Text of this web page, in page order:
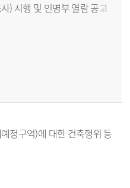
) 시행 및 인명부 열람 공고
정구역)에 대한 건축행위 등